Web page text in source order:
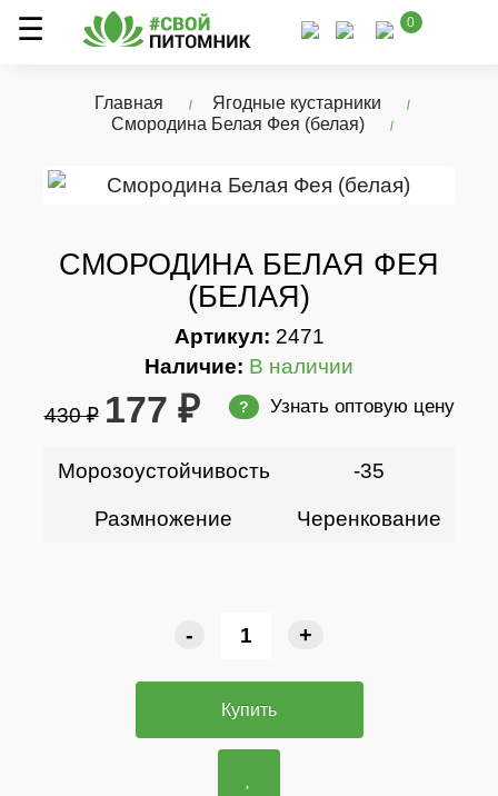
0
Главная
Ягодные кустарники
Смородина Белая Фея (белая)
СМОРОДИНА БЕЛАЯ ФЕЯ
(БЕЛАЯ)
Артикул: 2471
Наличие: В наличии
430 ₽ 177 ₽ ? Узнать оптовую цену
Морозоустойчивость -35
Размножение Черенкование
- +
Купить